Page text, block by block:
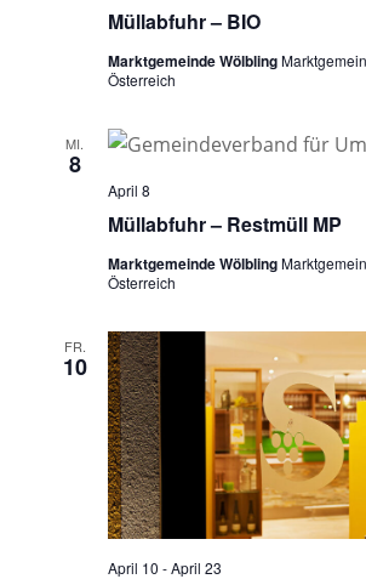
Müllabfuhr – BIO
Marktgemeinde Wölbling
Österreich
MI.
8
Müllabfuhr – Restmüll MP
April 8
Marktgemeinde Wölbling
Österreich
FR.
10
April 10 -April 23